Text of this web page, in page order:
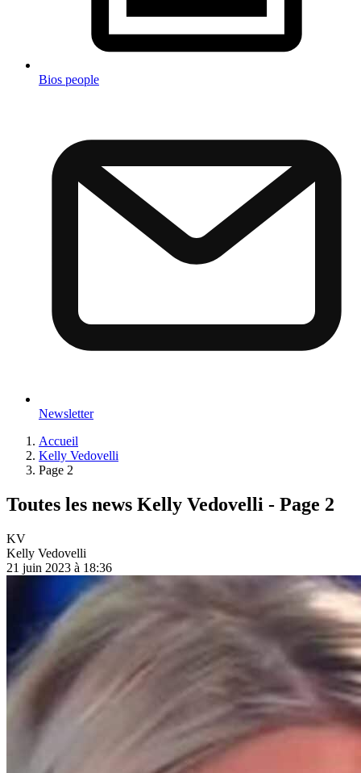
Bios people
Newsletter
Accueil
Kelly Vedovelli
Page 2
Toutes les news Kelly Vedovelli - Page 2
KV
Kelly Vedovelli
21 juin 2023 à 18:36